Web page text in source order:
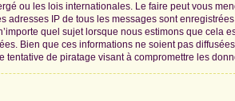
ou les lois internationales. Le faire peut vous
adresses IP de tous les messages sont
quel sujet lorsque nous estimons que cela
Bien que ces informations ne soient pas
tentative de piratage visant à compromettre les